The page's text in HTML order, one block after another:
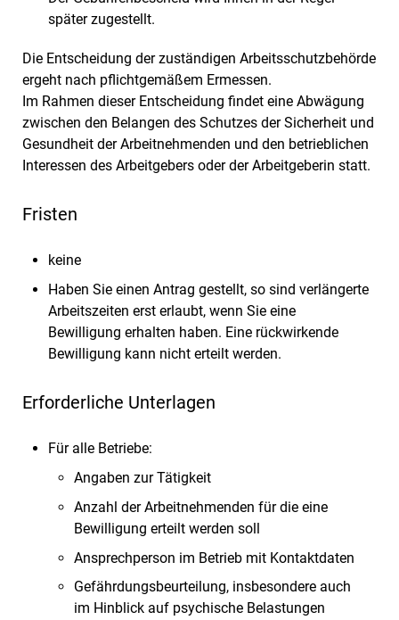
später zugestellt.
Die Entscheidung der zuständigen Arbeitsschutzbehörde
ergeht nach pflichtgemäßem Ermessen.
Im Rahmen dieser Entscheidung findet eine Abwägung
zwischen den Belangen des Schutzes der Sicherheit und
Gesundheit der Arbeitnehmenden und den betrieblichen
Interessen des Arbeitgebers oder der Arbeitgeberin statt.
Fristen
keine
Haben Sie einen Antrag gestellt, so sind verlängerte
Arbeitszeiten erst erlaubt, wenn Sie eine
Bewilligung erhalten haben. Eine rückwirkende
Bewilligung kann nicht erteilt werden.
Erforderliche Unterlagen
Für alle Betriebe:
Angaben zur Tätigkeit
Anzahl der Arbeitnehmenden für die eine
Bewilligung erteilt werden soll
Ansprechperson im Betrieb mit Kontaktdaten
Gefährdungsbeurteilung, insbesondere auch
im Hinblick auf psychische Belastungen